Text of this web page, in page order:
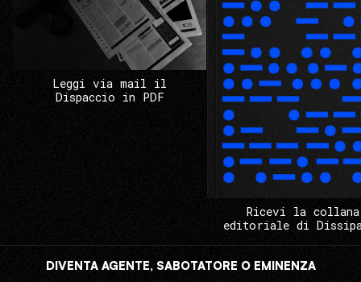
Leggi via mail il
Dispaccio in PDF
Ricevi la collana
editoriale di
DIVENTA AGENTE, SABOTATORE O EMINENZA